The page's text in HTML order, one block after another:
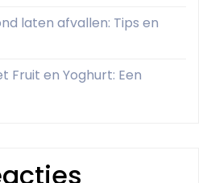
laten afvallen: Tips en
Fruit en Yoghurt: Een